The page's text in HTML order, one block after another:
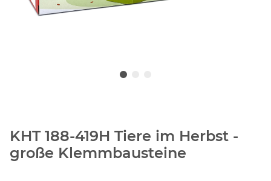
KHT 188-419H Tiere im Herbst -
große Klemmbausteine